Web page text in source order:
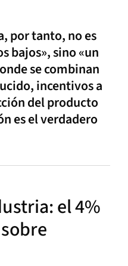
por tanto, no es
bajos», sino «un
se combinan
incentivos a
del producto
es el verdadero
el 4%